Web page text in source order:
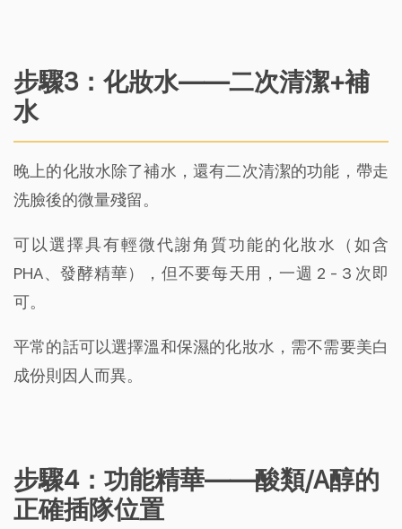
步驟3：化妝水——二次清潔+補
水
晚上的化妝水除了補水，還有二次清潔的功能，帶走
洗臉後的微量殘留。
可以選擇具有輕微代謝角質功能的化妝水（如含
PHA、發酵精華），但不要每天用，一週 2 - 3 次即
可。
平常的話可以選擇溫和保濕的化妝水，需不需要美白
成份則因人而異。
步驟4：功能精華——酸類/A醇的
正確插隊位置